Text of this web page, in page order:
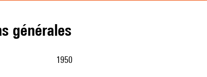
générales
1950